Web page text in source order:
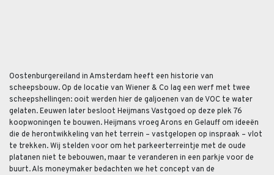
Oostenburgereiland in Amsterdam heeft een historie van
scheepsbouw. Op de locatie van Wiener & Co lag een werf met twee
scheepshellingen: ooit werden hier de galjoenen van de VOC te water
gelaten. Eeuwen later besloot Heijmans Vastgoed op deze plek 76
koopwoningen te bouwen. Heijmans vroeg Arons en Gelauff om ideeën
die de herontwikkeling van het terrein – vastgelopen op inspraak – vlot
te trekken. Wij stelden voor om het parkeerterreintje met de oude
platanen niet te bebouwen, maar te veranderen in een parkje voor de
buurt. Als moneymaker bedachten we het concept van de